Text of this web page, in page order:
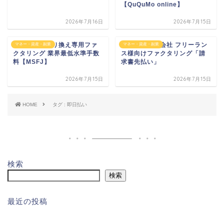
2026年7月16日
【QuQuMo online】
2026年7月15日
マネー・資産・副業
他社からの乗り換え専用ファ
クタリング 業界最低水準手数
料【MSFJ】
2026年7月15日
マネー・資産・副業
ＭＳＦＪ株式会社 フリーラン
ス様向けファクタリング「請
求書先払い」
2026年7月15日
HOME タグ : 即日払い
検索
検索
最近の投稿